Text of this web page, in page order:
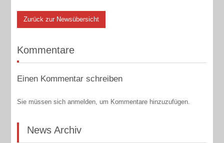
Zurück zur Newsübersicht
Kommentare
Einen Kommentar schreiben
Sie müssen sich anmelden, um Kommentare hinzuzufügen.
News Archiv